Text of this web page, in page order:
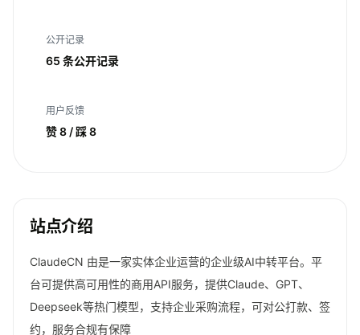
公开记录
65 条公开记录
用户反馈
赞 8 / 踩 8
站点介绍
ClaudeCN 由是一家实体企业运营的企业级AI中转平台。平
台可提供高可用性的商用API服务，提供Claude、GPT、
Deepseek等热门模型，支持企业采购流程，可对公打款、签
约，服务合规有保障